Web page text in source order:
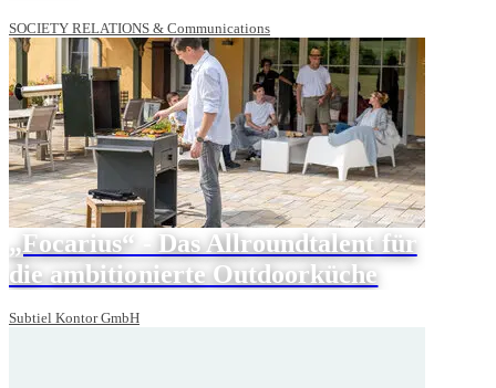
SOCIETY RELATIONS & Communications
„Focarius“ - Das Allroundtalent für
die ambitionierte Outdoorküche
Subtiel Kontor GmbH